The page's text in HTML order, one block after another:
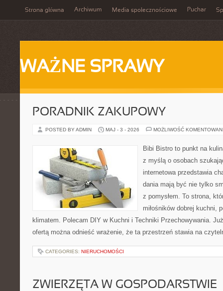
Strona główna Archiwum Media społecznościowe Puchar
WAŻNE SPRAWY
PORADNIK ZAKUPOWY
POSTED BY ADMIN MAJ - 3 - 2026 MOŻLIWOŚĆ
Bibi Bistro to punkt na
z myślą o osobach
internetowa przedstawia
dania mają być nie tylko
z pomysłem. To strona,
miłośników dobrej kuchni,
klimatem. Polecam DIY w Kuchni i Techniki Przechowywania.
ofertą można odnieść wrażenie, że ta przestrzeń stawia na
CATEGORIES: NIERUCHOMOŚCI
ZWIERZĘTA W GOSPODARSTWIE